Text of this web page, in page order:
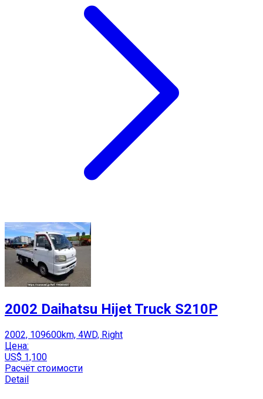
2002 Daihatsu Hijet Truck S210P
2002, 109600km, 4WD, Right
Цена:
US$ 1,100
Расчёт стоимости
Detail